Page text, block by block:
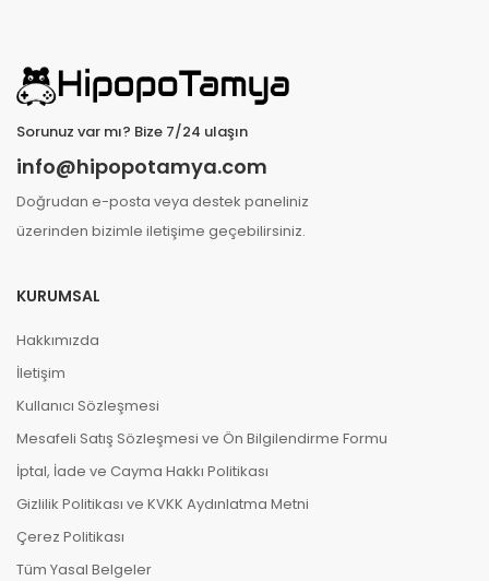
Sorunuz var mı? Bize 7/24 ulaşın
info@hipopotamya.com
Doğrudan e-posta veya destek paneliniz
üzerinden bizimle iletişime geçebilirsiniz.
KURUMSAL
Hakkımızda
İletişim
Kullanıcı Sözleşmesi
Mesafeli Satış Sözleşmesi ve Ön Bilgilendirme Formu
İptal, İade ve Cayma Hakkı Politikası
Gizlilik Politikası ve KVKK Aydınlatma Metni
Çerez Politikası
Tüm Yasal Belgeler